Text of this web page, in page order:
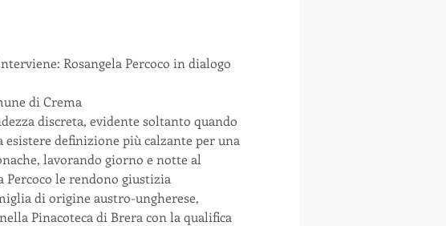
Rosangela Percoco in dialogo
di Crema
discreta, evidente soltanto quando
definizione più calzante per una
lavorando giorno e notte al
Percoco le rendono giustizia
di origine austro-ungherese,
Pinacoteca di Brera con la qualifica